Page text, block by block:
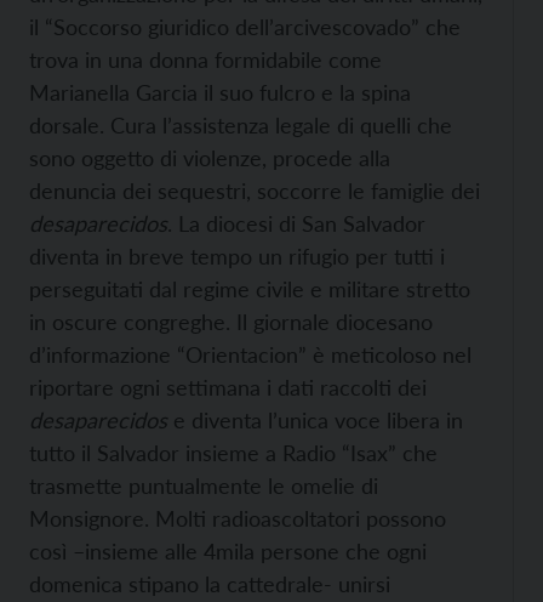
il “Soccorso giuridico dell’arcivescovado” che
trova in una donna formidabile come
Marianella Garcia il suo fulcro e la spina
dorsale. Cura l’assistenza legale di quelli che
sono oggetto di violenze, procede alla
denuncia dei sequestri, soccorre le famiglie dei
desaparecidos. La diocesi di San Salvador
diventa in breve tempo un rifugio per tutti i
perseguitati dal regime civile e militare stretto
in oscure congreghe. Il giornale diocesano
d’informazione “Orientacion” è meticoloso nel
riportare ogni settimana i dati raccolti dei
desaparecidos e diventa l’unica voce libera in
tutto il Salvador insieme a Radio “Isax” che
trasmette puntualmente le omelie di
Monsignore. Molti radioascoltatori possono
così –insieme alle 4mila persone che ogni
domenica stipano la cattedrale- unirsi